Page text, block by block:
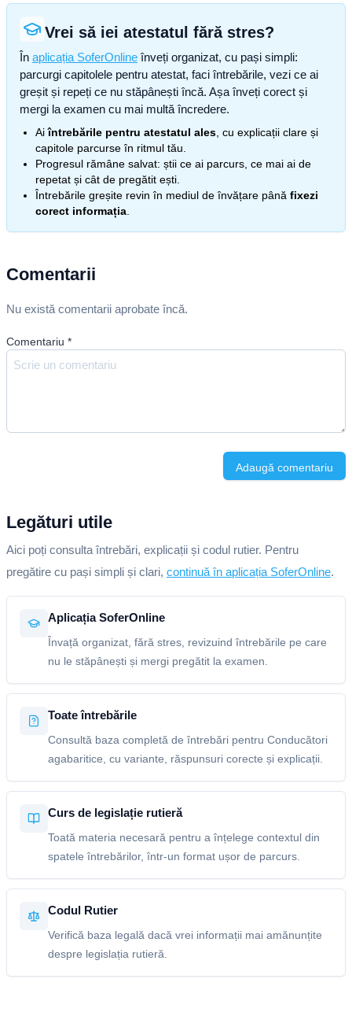
Vrei să iei atestatul fără stres?
În aplicația SoferOnline înveți organizat, cu pași simpli:
parcurgi capitolele pentru atestat, faci întrebările, vezi ce ai
greșit și repeți ce nu stăpânești încă. Așa înveți corect și
mergi la examen cu mai multă încredere.
Aiîntrebările pentru atestatul ales , cu explicații clare și
capitole parcurse în ritmul tău.
Progresul rămâne salvat: știi ce ai parcurs, ce mai ai de
repetat și cât de pregătit ești.
Întrebările greșite revin în mediul de învățare până fixezi
corect informația
Comentarii
Nu există comentarii aprobate încă.
Comentariu *
Adaugă comentariu
Legături utile
Aici poți consulta întrebări, explicații și codul rutier. Pentru
pregătire cu pași simpli și clari, continuă în aplicația SoferOnline.
Aplicația SoferOnline
Învață organizat, fără stres, revizuind întrebările pe care
nu le stăpânești și mergi pregătit la examen.
Toate întrebările
Consultă baza completă de întrebări pentru Conducători
agabaritice, cu variante, răspunsuri corecte și explicații.
Curs de legislație rutieră
Toată materia necesară pentru a înțelege contextul din
spatele întrebărilor, într-un format ușor de parcurs.
Codul Rutier
Verifică baza legală dacă vrei informații mai amănunțite
despre legislația rutieră.